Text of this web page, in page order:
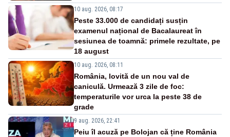
10 aug. 2026, 08:17
Peste 33.000 de candidați susțin
examenul național de Bacalaureat în
sesiunea de toamnă: primele rezultate, pe
18 august
10 aug. 2026, 08:11
România, lovită de un nou val de
caniculă. Urmează 3 zile de foc:
temperaturile vor urca la peste 38 de
grade
9 aug. 2026, 22:41
Peiu îl acuză pe Bolojan că ține România